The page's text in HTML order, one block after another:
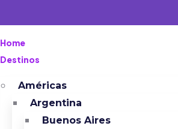
Home
Destinos
Américas
Argentina
Buenos Aires